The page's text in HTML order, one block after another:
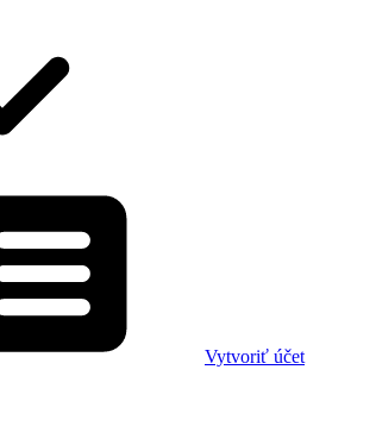
Vytvoriť účet